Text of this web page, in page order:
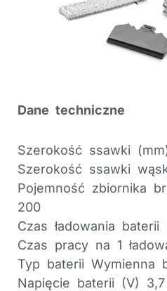
Dane techniczne
Szerokość ssawki
Szerokość ssawki
Pojemność zbiornika
200
Czas ładowania
Czas pracy na 1
Typ baterii Wymienna
Napięcie baterii (V) 3,7